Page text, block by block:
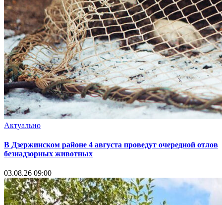
Актуально
В Дзержинском районе 4 августа проведут очередной отлов
безнадзорных животных
03.08.26 09:00